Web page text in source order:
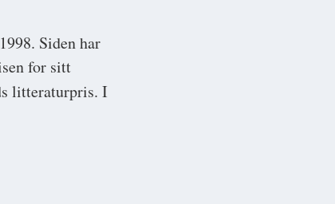
Siden har
for sitt
litteraturpris. I